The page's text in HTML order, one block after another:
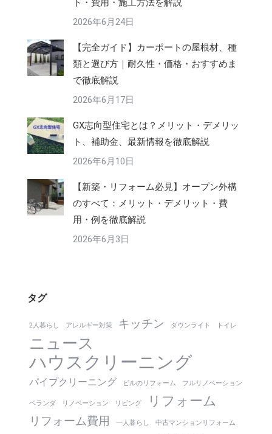
ト・費用・施工方法を解説
2026年6月24日
【完全ガイド】カーポートの屋根材、種
類と選び方｜耐久性・価格・おすすめま
で徹底解説
2026年6月17日
GX志向型住宅とは？メリット・デメリッ
ト、補助金、最新情報を徹底解説
2026年6月10日
【新築・リフォーム必見】オープン外構
のすべて：メリット・デメリット・費
用・例を徹底解説
2026年6月3日
タグ
2人暮らし アレルギー対策 キッチン ダウンライト トイレ
ニュース
ハウスクリーニング
パイプクリーニング ビルのリフォーム フルリノベーション
ベランダ リノベーション リビング リフォーム
リフォーム費用 一人暮らし 中古マンションリフォーム